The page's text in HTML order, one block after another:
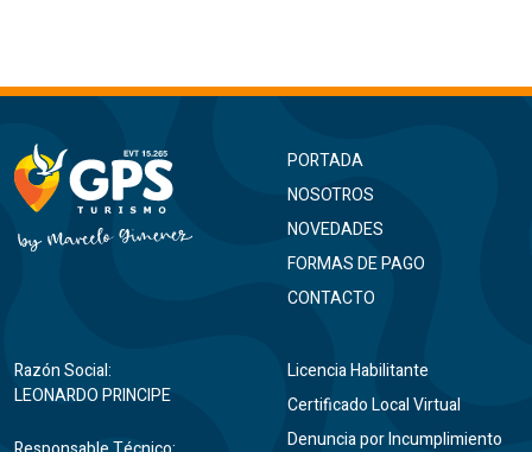
PORTADA
NOSOTROS
NOVEDADES
FORMAS DE PAGO
CONTACTO
Razón Social:
LEONARDO PRINCIPE
Licencia Habilitante
Certificado Local Virtual
Denuncia por Incumplimiento